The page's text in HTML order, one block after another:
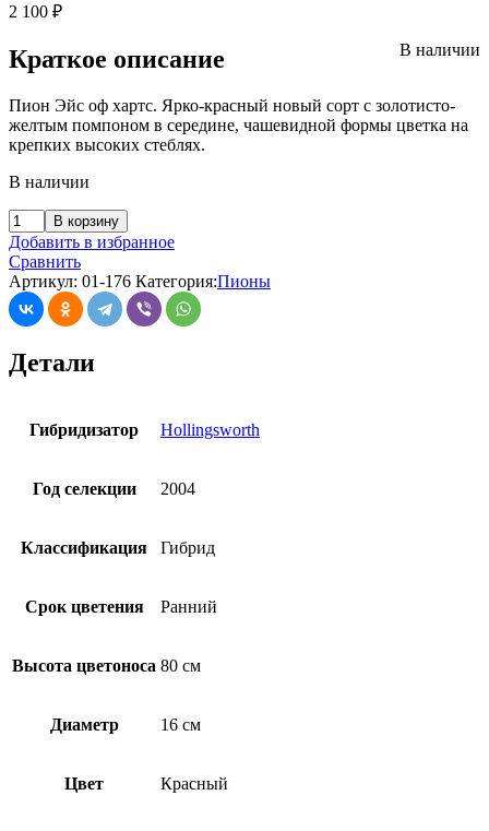
2 100 ₽
В наличии
Краткое описание
Пион Эйс оф хартс. Ярко-красный новый сорт с золотисто-
желтым помпоном в середине, чашевидной формы цветка на
крепких высоких стеблях.
В наличии
В корзину
Добавить в избранное
Сравнить
Артикул: 01-176 Категория:Пионы
Детали
Гибридизатор Hollingsworth
Год селекции 2004
Классификация Гибрид
Срок цветения Ранний
Высота цветоноса 80 см
Диаметр 16 см
Цвет Красный